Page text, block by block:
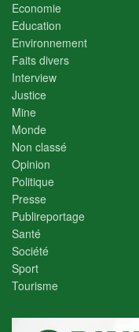
Economie
Education
Environnement
Faits divers
Interview
Justice
Mine
Monde
Non classé
Opinion
Politique
Presse
Publireportage
Santé
Société
Sport
Tourisme